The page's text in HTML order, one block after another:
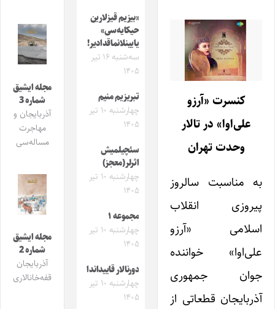
کنسرت «آرزو
علی‌اوا» در تالار
وحدت تهران
به مناسبت سالروز
پیروزی انقلاب
اسلامی «آرزو
علی‌اوا» خواننده
جوان جمهوری
آذربایجان قطعاتی از
«بیزیم قیزلارین
حیکایه‌سی»
یایینلانماقدادیر!
سه‌شنبه ۱۶ تیر
۱۴۰۵
تبریزیم منیم
چهارشنبه ۱۰ تیر
۱۴۰۵
سئچیلمیش
اثرلر(معجز)
چهارشنبه ۱۰ تیر
۱۴۰۵
مجموعه ۱
چهارشنبه ۱۰ تیر
۱۴۰۵
دورنالار قاییداندا
چهارشنبه ۱۰ تیر
۱۴۰۵
مجله ایشیق
شماره 3
آذربایجان و
مهاجرت
مساله‌سی
مجله ایشیق
شماره 2
آذربایجان
قفه‌خانالاری